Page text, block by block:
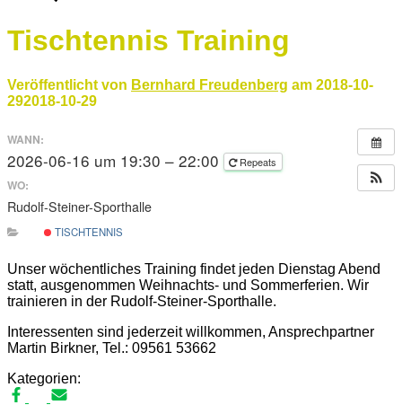
Tischtennis Training
Veröffentlicht von Bernhard Freudenberg am 2018-10-
292018-10-29
WANN:
2026-06-16 um 19:30 – 22:00 Repeats
WO:
Rudolf-Steiner-Sporthalle
TISCHTENNIS
Unser wöchentliches Training findet jeden Dienstag Abend
statt, ausgenommen Weihnachts- und Sommerferien. Wir
trainieren in der Rudolf-Steiner-Sporthalle.
Interessenten sind jederzeit willkommen, Ansprechpartner
Martin Birkner, Tel.: 09561 53662
Kategorien: